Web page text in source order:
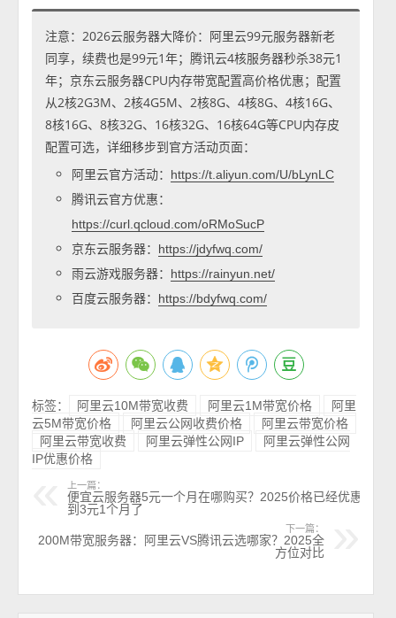
注意：2026云服务器大降价：阿里云99元服务器新老
同享，续费也是99元1年；腾讯云4核服务器秒杀38元1
年；京东云服务器CPU内存带宽配置高价格优惠；配置
从2核2G3M、2核4G5M、2核8G、4核8G、4核16G、
8核16G、8核32G、16核32G、16核64G等CPU内存皮
配置可选，详细移步到官方活动页面：
阿里云官方活动：
https://t.aliyun.com/U/bLynLC
腾讯云官方优惠：
https://curl.qcloud.com/oRMoSucP
京东云服务器： https://jdyfwq.com/
雨云游戏服务器： https://rainyun.net/
百度云服务器： https://bdyfwq.com/
标签： 阿里云10M带宽收费 阿里云1M带宽价格
阿里
云5M带宽价格
阿里云公网收费价格
阿里云带宽价格
阿里云带宽收费
阿里云弹性公网IP
阿里云弹性公网
IP优惠价格
上一篇：
便宜云服务器5元一个月在哪购买？2025价格已经优惠
到3元1个月了
下一篇：
200M带宽服务器：阿里云VS腾讯云选哪家？2025全
方位对比